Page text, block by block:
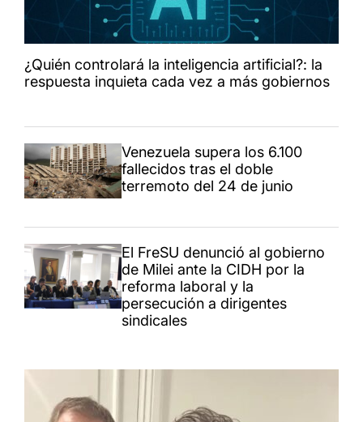
¿Quién controlará la inteligencia artificial?: la
respuesta inquieta cada vez a más gobiernos
Venezuela supera los 6.100
fallecidos tras el doble
terremoto del 24 de junio
El FreSU denunció al gobierno
de Milei ante la CIDH por la
reforma laboral y la
persecución a dirigentes
sindicales